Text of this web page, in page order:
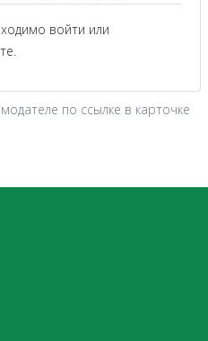
войти или
по ссылке в карточке